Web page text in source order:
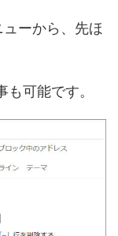
ーから、先ほ
可能です。